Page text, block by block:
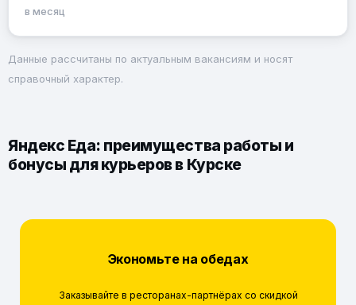
в месяц
Данные рассчитаны по актуальным вакансиям и носят
справочный характер.
Яндекс Еда: преимущества работы и
бонусы для курьеров в Курске
Экономьте на обедах
Заказывайте в ресторанах-партнёрах со скидкой